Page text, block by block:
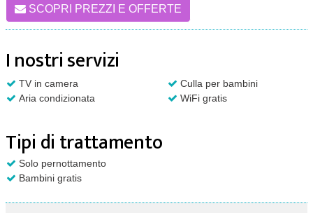
SCOPRI PREZZI E OFFERTE
I nostri servizi
TV in camera
Culla per bambini
Aria condizionata
WiFi gratis
Tipi di trattamento
Solo pernottamento
Bambini gratis